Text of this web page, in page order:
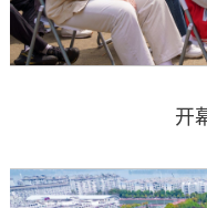
开